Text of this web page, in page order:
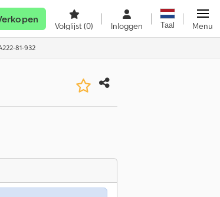
Volglijst(0) Inloggen Taal Menu
81-932